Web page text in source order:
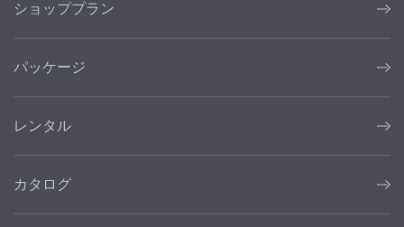
ショッププラン
パッケージ
レンタル
カタログ